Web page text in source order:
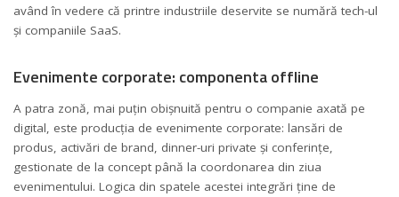
având în vedere că printre industriile deservite se numără tech-ul
și companiile SaaS.
Evenimente corporate: componenta offline
A patra zonă, mai puțin obișnuită pentru o companie axată pe
digital, este producția de evenimente corporate: lansări de
produs, activări de brand, dinner-uri private și conferințe,
gestionate de la concept până la coordonarea din ziua
evenimentului. Logica din spatele acestei integrări ține de